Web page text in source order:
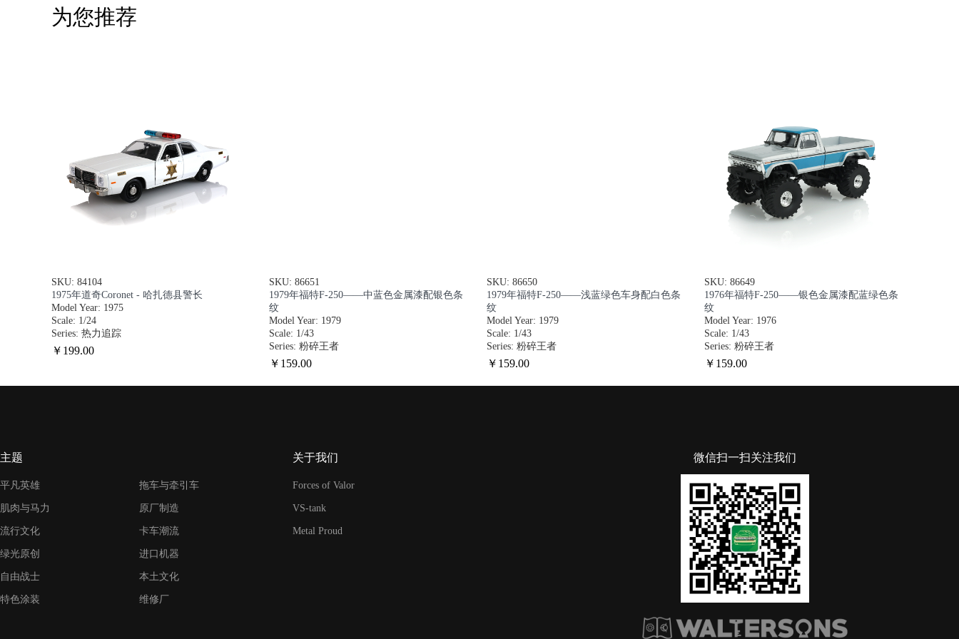
为您推荐
SKU: 84104
1975年道奇Coronet - 哈扎德县警长
Model Year: 1975
Scale: 1/24
Series: 热力追踪
￥ 199.00
SKU: 86651
1979年福特F-250——中蓝色金属漆配银色条
纹
Model Year: 1979
Scale: 1/43
Series: 粉碎王者
￥ 159.00
SKU: 86650
1979年福特F-250——浅蓝绿色车身配白色条
纹
Model Year: 1979
Scale: 1/43
Series: 粉碎王者
￥ 159.00
SKU: 86649
1976年福特F-250——银色金属漆配蓝绿色条
纹
Model Year: 1976
Scale: 1/43
Series: 粉碎王者
￥ 159.00
主题
平凡英雄 拖车与牵引车
肌肉与马力 原厂制造
流行文化 卡车潮流
绿光原创 进口机器
自由战士 本土文化
特色涂装 维修厂
关于我们
Forces of Valor
VS-tank
Metal Proud
微信扫一扫关注我们